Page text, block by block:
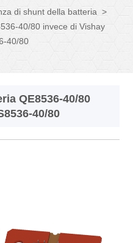
di shunt della batteria >
40/80 invece di Vishay
40/80
QE8536-40/80
40/80